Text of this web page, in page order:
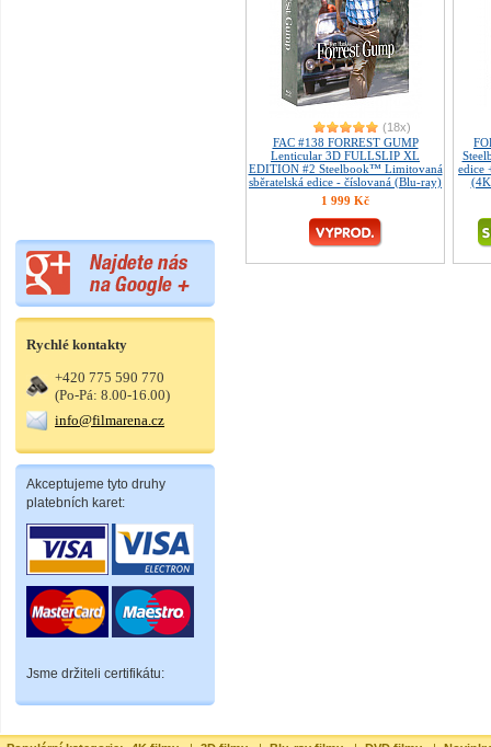
Rychlé kontakty
+420 775 590 770
(Po-Pá: 8.00-16.00)
info@filmarena.cz
Akceptujeme tyto druhy
platebních karet:
Jsme držiteli certifikátu:
(18x)
FAC #138 FORREST GUMP
Lenticular 3D FULLSLIP XL
EDITION #2 Steelbook™ Limitovaná
sběratelská edice - číslovaná (Blu-ray)
1 999 Kč
edice